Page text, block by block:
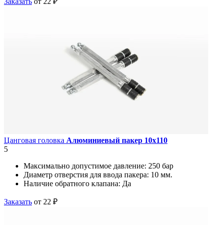
Цанговая головка Алюминиевый пакер 10х110
5
Максимально допустимое давление: 250 бар
Диаметр отверстия для ввода пакера: 10 мм.
Наличие обратного клапана: Да
Заказать от 22 ₽